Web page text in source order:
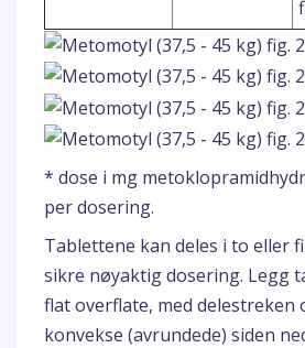
* dose i mg
per dosering.
Tablettene kan deles i to eller
sikre nøyaktig dosering. Legg
flat overflate, med delestreken
konvekse (avrundede) siden